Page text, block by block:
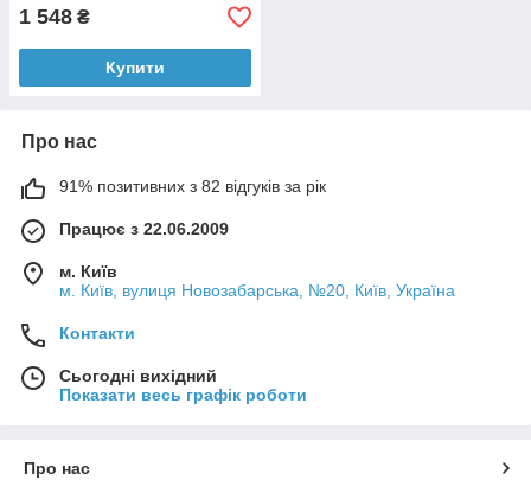
1 548 ₴
Купити
Про нас
91% позитивних з 82 відгуків за рік
Працює з 22.06.2009
м. Київ
м. Київ, вулиця Новозабарська, №20, Київ, Україна
Контакти
Сьогодні вихідний
Показати весь графік роботи
Про нас